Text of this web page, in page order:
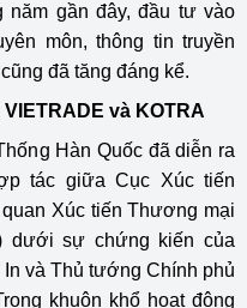
năm gần đây, đầu tư vào
môn, thông tin truyền
đã tăng đáng kể.
và KOTRA
Hàn Quốc đã diễn ra
tác giữa Cục Xúc tiến
Xúc tiến Thương mại
dưới sự chứng kiến của
và Thủ tướng Chính phủ
khuôn khổ hoạt động